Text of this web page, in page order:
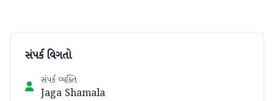
સંપર્ક વિગતો
સંપર્ક વ્યક્તિ
Jaga Shamala